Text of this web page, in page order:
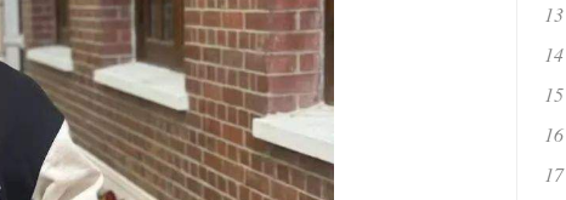
13
14
15
16
17